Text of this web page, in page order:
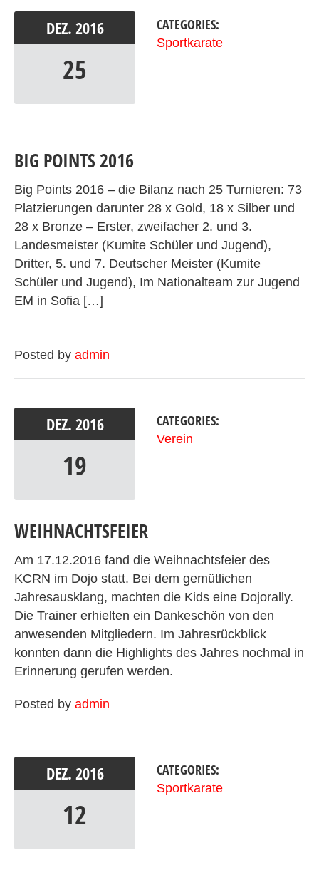
DEZ. 2016
25
CATEGORIES:
Sportkarate
BIG POINTS 2016
Big Points 2016 – die Bilanz nach 25 Turnieren: 73
Platzierungen darunter 28 x Gold, 18 x Silber und
28 x Bronze – Erster, zweifacher 2. und 3.
Landesmeister (Kumite Schüler und Jugend),
Dritter, 5. und 7. Deutscher Meister (Kumite
Schüler und Jugend), Im Nationalteam zur Jugend
EM in Sofia […]
Posted by admin
DEZ. 2016
19
CATEGORIES:
Verein
WEIHNACHTSFEIER
Am 17.12.2016 fand die Weihnachtsfeier des
KCRN im Dojo statt. Bei dem gemütlichen
Jahresausklang, machten die Kids eine Dojorally.
Die Trainer erhielten ein Dankeschön von den
anwesenden Mitgliedern. Im Jahresrückblick
konnten dann die Highlights des Jahres nochmal in
Erinnerung gerufen werden.
Posted by admin
DEZ. 2016
12
CATEGORIES:
Sportkarate